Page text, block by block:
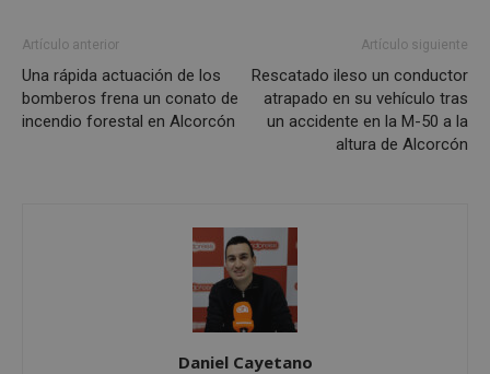
Artículo anterior
Una rápida actuación de los
bomberos frena un conato de
incendio forestal en Alcorcón
Artículo siguiente
Rescatado ileso un conductor
atrapado en su vehículo tras
un accidente en la M-50 a la
altura de Alcorcón
Daniel Cayetano
Cookies de preferencias
Cookies de funcionalidad
Cookies no clasificadas
El sitio web no se puede utilizar correctamente sin
las cookies estrictamente necesarias.
Dominio
PHP.net